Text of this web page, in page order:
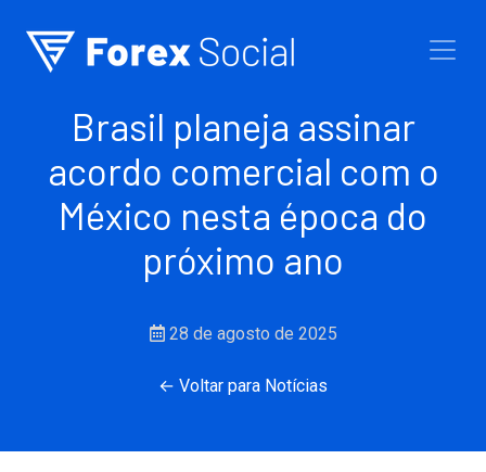
Brasil planeja assinar
acordo comercial com o
México nesta época do
próximo ano
28 de agosto de 2025
← Voltar para Notícias